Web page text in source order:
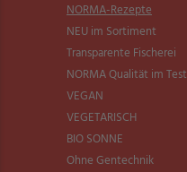
NORMA-Rezepte
NEU im Sortiment
Transparente Fischerei
NORMA Qualität im Test
VEGAN
VEGETARISCH
BIO SONNE
Ohne Gentechnik